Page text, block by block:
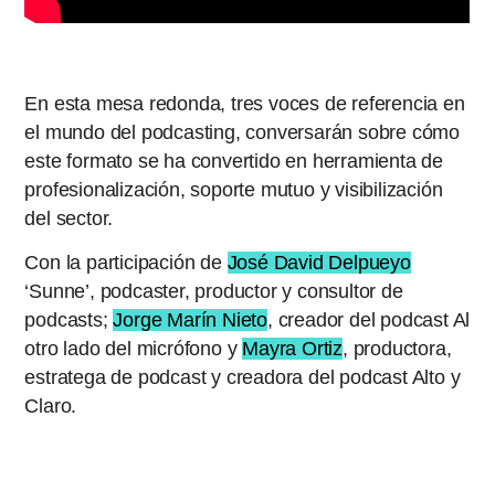
En esta mesa redonda, tres voces de referencia en
el mundo del podcasting, conversarán sobre cómo
este formato se ha convertido en herramienta de
profesionalización, soporte mutuo y visibilización
del sector.
Con la participación de José David Delpueyo
‘Sunne’, podcaster, productor y consultor de
podcasts;Jorge Marín Nieto, creador del podcast Al
otro lado del micrófono y Mayra Ortiz, productora,
estratega de podcast y creadora del podcast Alto y
Claro.